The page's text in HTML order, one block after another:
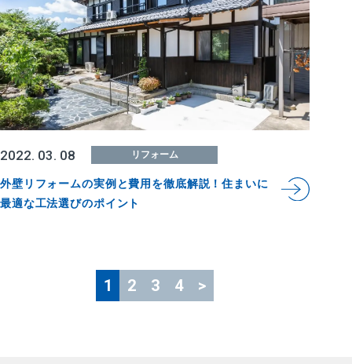
2022. 03. 08 リフォーム
外壁リフォームの実例と費用を徹底解説！住まいに
最適な工法選びのポイント
1 2 3 4 >